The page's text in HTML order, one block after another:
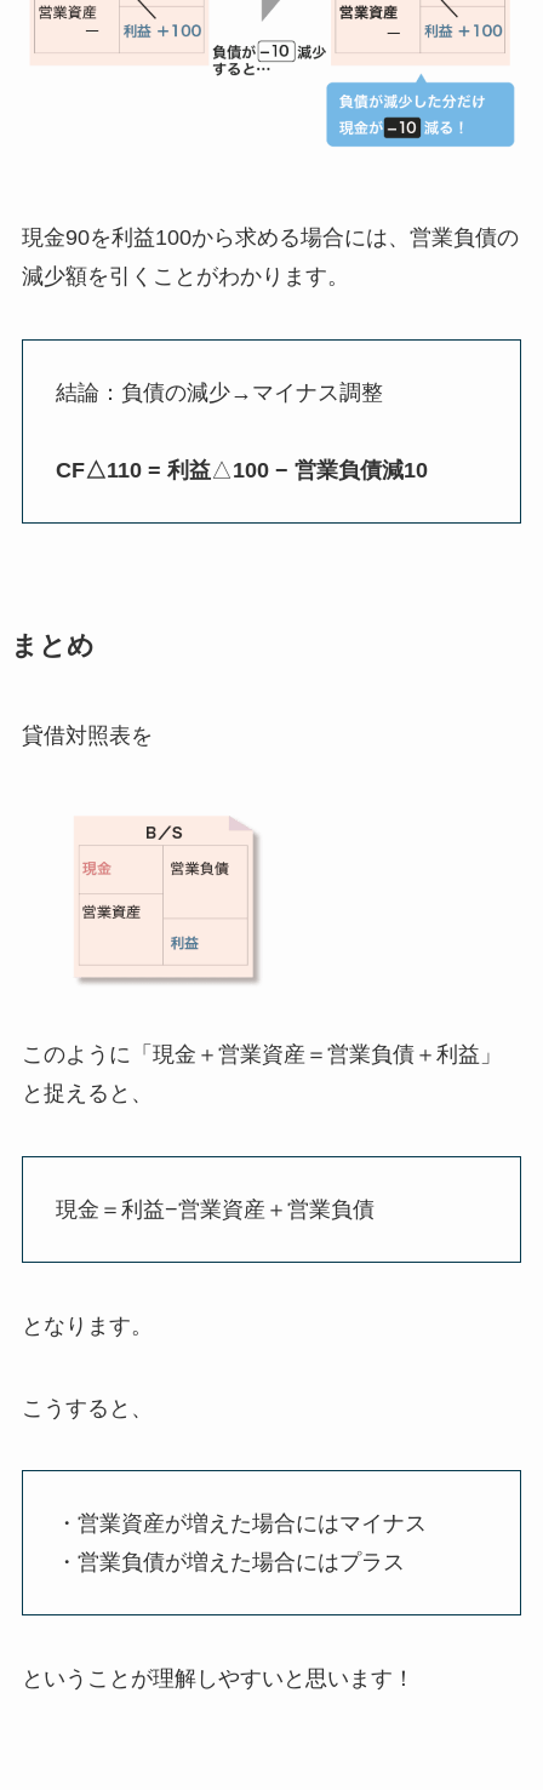
現金90を利益100から求める場合には、 営業負債の
減少額を引く ことがわかります。
結論：負債の減少→マイナス調整
CF△110 = 利益△100 − 営業負債減10
まとめ
貸借対照表を
このように「現金＋営業資産＝営業負債＋利益」
と捉えると、
現金＝利益−営業資産＋営業負債
となります。
こうすると、
・営業資産が増えた場合にはマイナス
・営業負債が増えた場合にはプラス
ということが理解しやすいと思います！